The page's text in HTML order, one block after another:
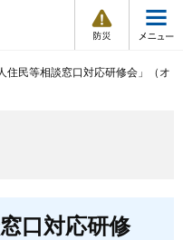
情
報
メ
ュ
住民等相談窓口対応研修会」（オ
口対応研修